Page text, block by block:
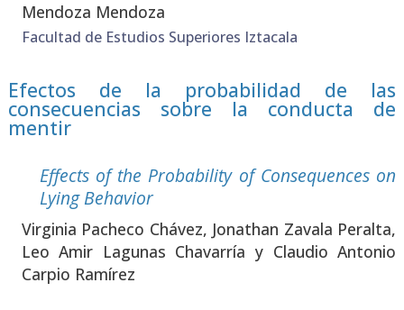
Men­do­za Men­do­za
Facultad de Estudios Superiores Iztacala
Efectos de la probabilidad de las
consecuencias sobre la conducta de
mentir
Effects of the Pro­ba­bi­lity of Con­se­quen­ces on
Lying Beha­vior
Vir­gi­nia Pache­co Chá­vez, Jonathan Zava­la Peral­ta,
Leo Amir Lagu­nas Cha­va­rría y Clau­dio Anto­nio
Car­pio Ramí­rez